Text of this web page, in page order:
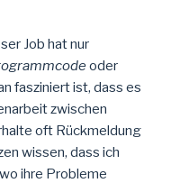
Job hat nur
oder
fasziniert ist, dass es
zwischen
oft Rückmeldung
wissen, dass ich
ihre Probleme